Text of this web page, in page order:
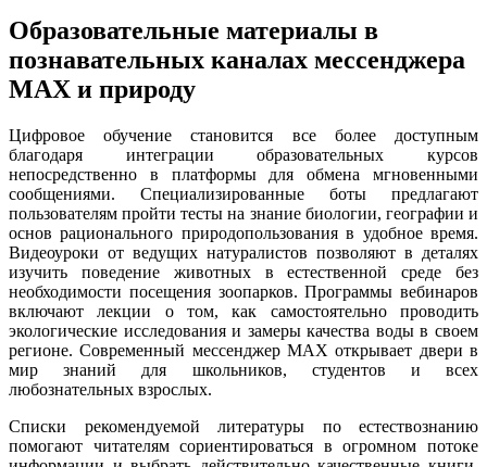
Образовательные материалы в
познавательных каналах мессенджера
MAX и природу
Цифровое обучение становится все более доступным
благодаря интеграции образовательных курсов
непосредственно в платформы для обмена мгновенными
сообщениями. Специализированные боты предлагают
пользователям пройти тесты на знание биологии, географии и
основ рационального природопользования в удобное время.
Видеоуроки от ведущих натуралистов позволяют в деталях
изучить поведение животных в естественной среде без
необходимости посещения зоопарков. Программы вебинаров
включают лекции о том, как самостоятельно проводить
экологические исследования и замеры качества воды в своем
регионе. Современный мессенджер MAX открывает двери в
мир знаний для школьников, студентов и всех
любознательных взрослых.
Списки рекомендуемой литературы по естествознанию
помогают читателям сориентироваться в огромном потоке